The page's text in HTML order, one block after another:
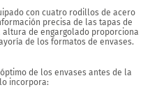
con cuatro rodillos de acero
precisa de las tapas de
altura de engargolado proporciona
de los formatos de envases.
de los envases antes de la
incorpora: